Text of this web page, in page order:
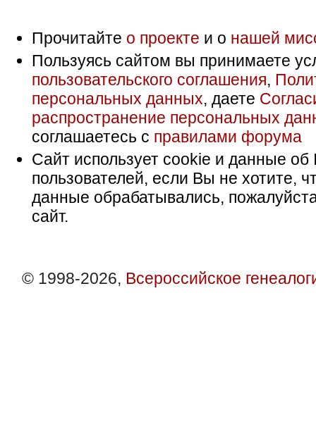
Прочитайте о проекте и о нашей
Пользуясь сайтом вы принимаете
пользовательского соглашения,
персональных данных, даете
распространение персональных
соглашаетесь с правилами форума
Сайт использует cookie и данные об
пользователей, если Вы не хотите,
данные обрабатывались,
сайт.
© 1998-2026, Всероссийское